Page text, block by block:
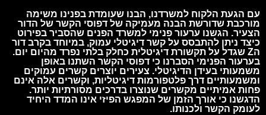
עם הגעת הלקוח למשרדנו, הבנו שעומדת בפנינו משימה
מורכבת שדורשת הבנה מעמיקה של דפוסי הקשר של הדור
הצעיר. הגשנו ערעור פנימי למשרד הפנים שהסביר בפירוט
כיצד ניתן להתבסס על קשר דיגיטלי עמוק, במיוחד בקרב דור
הZ שגדל על תקשורת דיגיטלית כחלק בלתי נפרד מהיום יום.
בערעור הפנימי הסברנו כי דפוסי הקשר השתנו באופן
משמעותי בעידן הדיגיטלי. צעירים יוצרים קשרים עמוקים
ומשמעותיים דרך פלטפורמות דיגיטליות, וקשרים אלה אינם
פחות אמיתיים מקשרים שנוצרו בדרכים מסורתיות יותר.
הדגשנו כי אורך הזמן של המפגש הפיזי אינו המדד היחיד
לעומק הקשר ולכנותו.